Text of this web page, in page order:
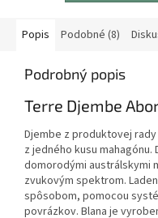
Popis Podobné (8)
Podrobný popis
Terre Djembe
Djembe z produktovej
z jedného kusu
domorodými austrálskymi
zvukovým spektrom.
spôsobom, pomocou
povrázkov. Blana je